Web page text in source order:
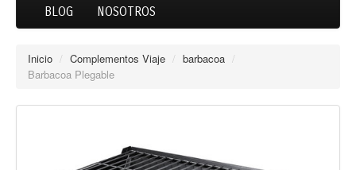
BLOG NOSOTROS
Inicio / Complementos Viaje / barbacoa /
Barbacoa Plegable